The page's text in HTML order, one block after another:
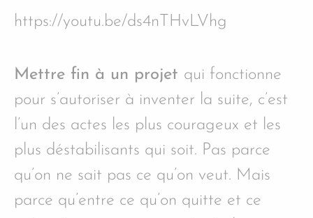
https://youtu.be/ds4nTHvLVhg
Mettre fin à un projet qui fonctionne
pour s’autoriser à inventer la suite, c’est
l’un des actes les plus courageux et les
plus déstabilisants qui soit. Pas parce
qu’on ne sait pas ce qu’on veut. Mais
parce qu’entre ce qu’on quitte et ce